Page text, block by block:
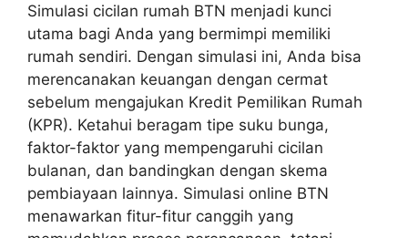
Simulasi cicilan rumah BTN menjadi kunci
utama bagi Anda yang bermimpi memiliki
rumah sendiri. Dengan simulasi ini, Anda bisa
merencanakan keuangan dengan cermat
sebelum mengajukan Kredit Pemilikan Rumah
(KPR). Ketahui beragam tipe suku bunga,
faktor-faktor yang mempengaruhi cicilan
bulanan, dan bandingkan dengan skema
pembiayaan lainnya. Simulasi online BTN
menawarkan fitur-fitur canggih yang